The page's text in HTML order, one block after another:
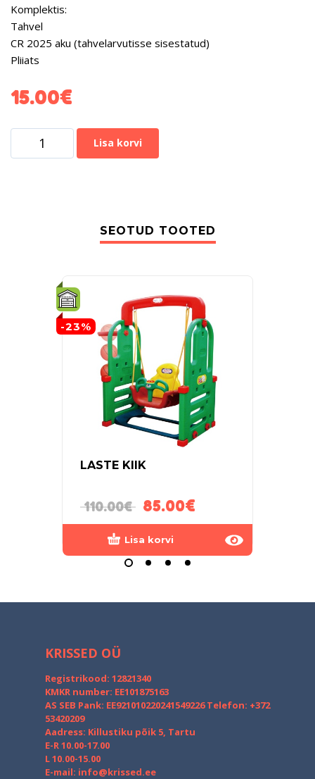
Komplektis:
Tahvel
CR 2025 aku (tahvelarvutisse sisestatud)
Pliiats
15.00€
Lisa korvi
SEOTUD TOOTED
-23%
LASTE KIIK
110.00€ 85.00€
Lisa korvi
KRISSED OÜ
Registrikood: 12821340
KMKR number: EE101875163
AS SEB Pank: EE921010220241549226 Telefon: +372
53420209
Aadress: Killustiku põik 5, Tartu
E-R 10.00-17.00
L 10.00-15.00
E-mail: info@krissed.ee